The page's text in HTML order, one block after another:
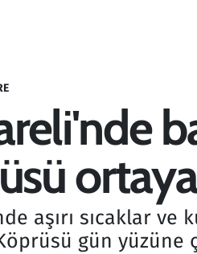
ortaya
aşırı sıcaklar
gün yüzüne